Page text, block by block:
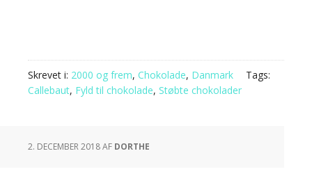
Skrevet i: 2000 og frem, Chokolade, Danmark
Tags:
Callebaut, Fyld til chokolade, Støbte chokolader
2. DECEMBER 2018AF DORTHE